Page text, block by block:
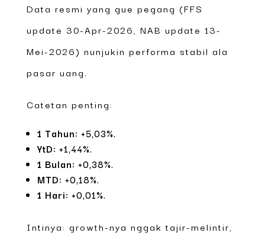
Data resmi yang gue pegang (FFS
update 30-Apr-2026, NAB update 13-
Mei-2026) nunjukin performa stabil ala
pasar uang.
Catetan penting:
1 Tahun: +5,03%.
YtD: +1,44%.
1 Bulan: +0,38%.
MTD: +0,18%.
1 Hari: +0,01%.
Intinya: growth-nya nggak tajir-melintir,